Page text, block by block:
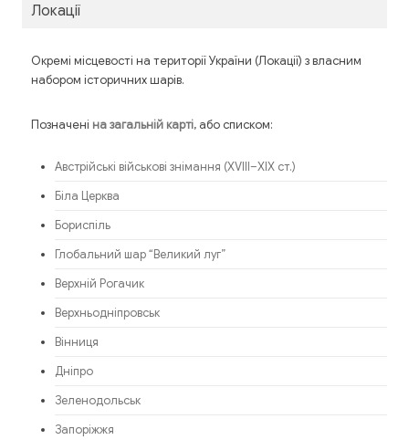
Локації
Окремі місцевості на території України (Локації) з власним
набором історичних шарів.
Позначені на загальній карті, або списком:
Австрійські військові знімання (XVIII–XIX ст.)
Біла Церква
Бориспіль
Глобальний шар “Великий луг”
Верхній Рогачик
Верхньодніпровськ
Вінниця
Дніпро
Зеленодольськ
Запоріжжя